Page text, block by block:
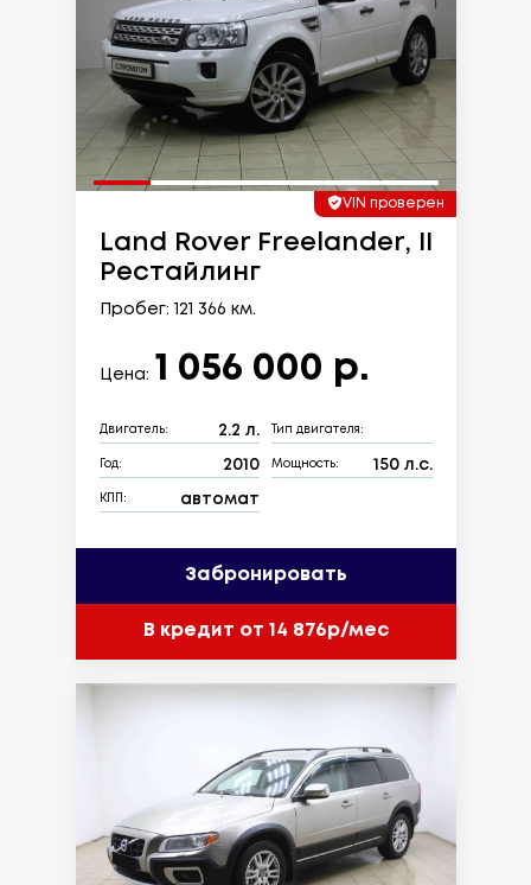
VIN проверен
Land Rover Freelander, II
Рестайлинг
Пробег: 121 366 км.
Цена: 1 056 000 р.
Двигатель: 2.2 л. Тип двигателя:
Год: 2010 Мощность: 150 л.с.
КПП: автомат
Забронировать
В кредит от 14 876р/мес